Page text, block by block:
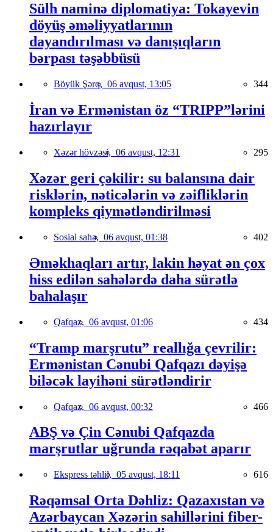
Sülh naminə diplomatiya: Tokayevin
döyüş əməliyyatlarının
dayandırılması və danışıqların
bərpası təşəbbüsü
Böyük Şərq, 06 avqust, 13:05 344
İran və Ermənistan öz “TRIPP”lərini
hazırlayır
Xəzər hövzəsi, 06 avqust, 12:31 295
Xəzər geri çəkilir: su balansına dair
risklərin, nəticələrin və zəifliklərin
kompleks qiymətləndirilməsi
Sosial sahə, 06 avqust, 01:38 402
Əməkhaqları artır, lakin həyat ən çox
hiss edilən sahələrdə daha sürətlə
bahalaşır
Qafqaz, 06 avqust, 01:06 434
“Tramp marşrutu” reallığa çevrilir:
Ermənistan Cənubi Qafqazı dəyişə
biləcək layihəni sürətləndirir
Qafqaz, 06 avqust, 00:32 466
ABŞ və Çin Cənubi Qafqazda
marşrutlar uğrunda rəqabət aparır
Ekspress təhlil, 05 avqust, 18:11 616
Rəqəmsal Orta Dəhliz: Qazaxıstan və
Azərbaycan Xəzərin sahillərini fiber-